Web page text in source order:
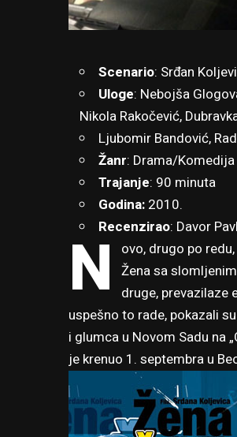
Scenario: Srđan
Uloge: Nebojša
Nikola Rakočević,
Ljubomir Bandović,
Žanr: Drama/Komedija
Trajanje: 90 minuta
Godina: 2010.
Recenzirao: Davor
N
ovo, drugo po
Žena sa
druge, prevazilaze
uspešno to rade, pokazali
i glumca u Novom Sadu na
je krenuo 1. septembra u